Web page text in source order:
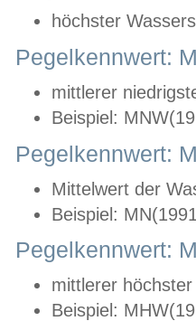
höchster
Pegelkennwert:
mittlerer
Beispiel:
Pegelkennwert:
Mittelwert der
Beispiel:
Pegelkennwert:
mittlerer
Beispiel: